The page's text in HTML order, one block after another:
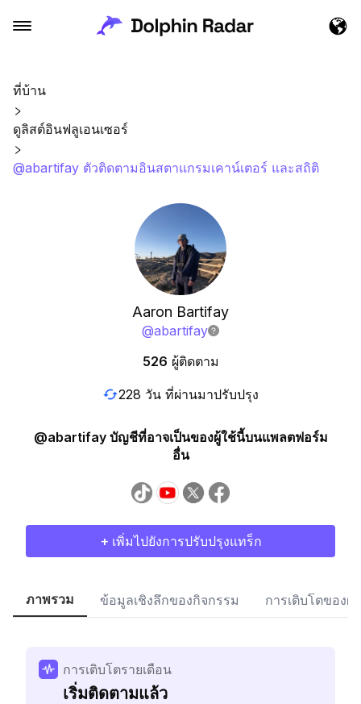
ที่บ้าน
ดูลิสต์อินฟลูเอนเซอร์
@abartifay ตัวติดตามอินสตาแกรมเคาน์เตอร์ และสถิติ
Aaron Bartifay
@abartifay
526 ผู้ติดตาม
228 วัน ที่ผ่านมาปรับปรุง
@abartifay บัญชีที่อาจเป็นของผู้ใช้นี้บนแพลตฟอร์ม
อื่น
+ เพิ่มไปยังการปรับปรุงแทร็ก
ภาพรวม ข้อมูลเชิงลึกของกิจกรรม การเติบโตของผู้
การเติบโตรายเดือน
เริ่มติดตามแล้ว